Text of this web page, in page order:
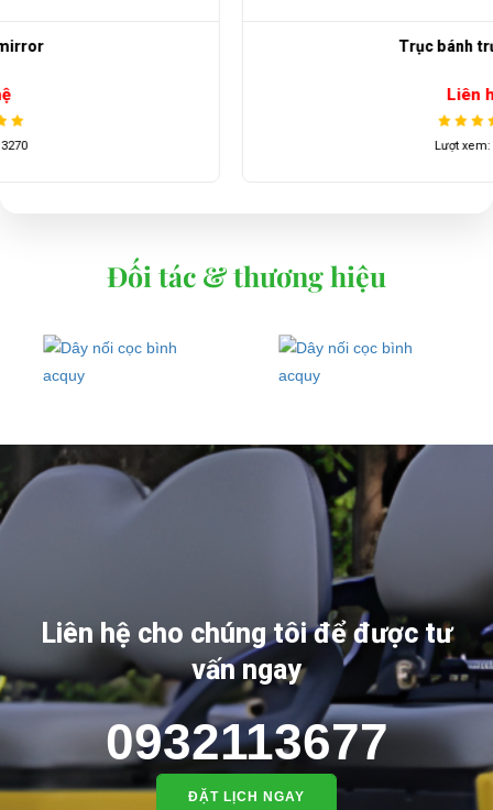
Đối tác & thương hiệu
Liên hệ cho chúng tôi để được tư
vấn ngay
0932113677
ĐẶT LỊCH NGAY